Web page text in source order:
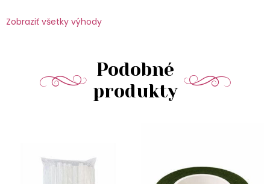
Zobraziť všetky výhody
Podobné
produkty